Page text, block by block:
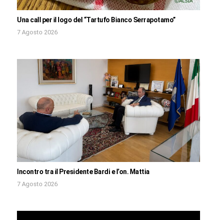
Una call per il logo del “Tartufo Bianco Serrapotamo”
7 Agosto 2026
Incontro tra il Presidente Bardi e l’on. Mattia
7 Agosto 2026